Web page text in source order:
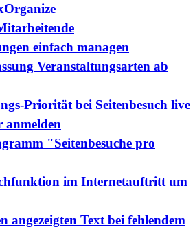
einfach managen
Veranstaltungsarten ab
Priorität bei Seitenbesuch live
anmelden
"Seitenbesuche pro
im Internetauftritt um
angezeigten Text bei fehlendem